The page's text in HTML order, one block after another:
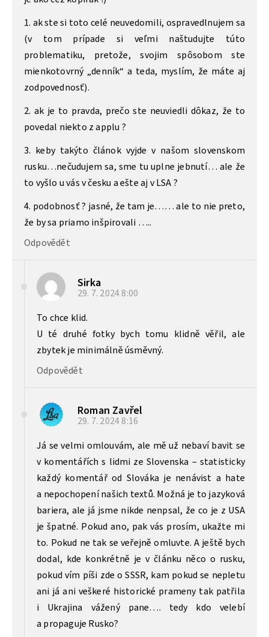
1. ak ste si toto celé neuvedomili, ospravedlnujem sa
(v tom prípade si veľmi naštudujte túto
problematiku, pretože, svojim spôsobom ste
mienkotovrný „denník“ a teda, myslím, že máte aj
zodpovednosť).
2. ak je to pravda, prečo ste neuviedli dôkaz, že to
povedal niekto z applu ?
3. keby takýto článok vyjde v našom slovenskom
rusku…nečudujem sa, sme tu uplne jebnutí… ale že
to vyšlo u vás v česku a ešte aj v LSA ?
4. podobnosť ? jasné, že tam je…… ale to nie preto,
že by sa priamo inšpirovali …..
Odpovědět
Sirka
29. 7. 20248:00
To chce klid.
U té druhé fotky bych tomu klidně věřil, ale
zbytek je minimálně úsměvný.
Odpovědět
Roman Zavřel
29. 7. 20248:16
Já se velmi omlouvám, ale mě už nebaví bavit se
v komentářích s lidmi ze Slovenska – statisticky
každý komentář od Slováka je nenávist a hate
a nepochopení našich textů. Možná je to jazyková
bariera, ale já jsme nikde nenpsal, že co je z USA
je špatné. Pokud ano, pak vás prosím, ukažte mi
to. Pokud ne tak se veřejně omluvte. A ještě bych
dodal, kde konkrétně je v článku něco o rusku,
pokud vím píši zde o SSSR, kam pokud se nepletu
ani já ani veškeré historické prameny tak patřila
i Ukrajina vážený pane…. tedy kdo velebí
a propaguje Rusko?